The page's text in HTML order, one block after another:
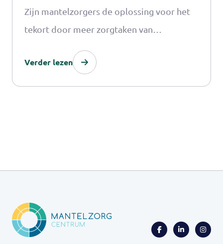
Zijn mantelzorgers de oplossing voor het
tekort door meer zorgtaken van
Verder lezen